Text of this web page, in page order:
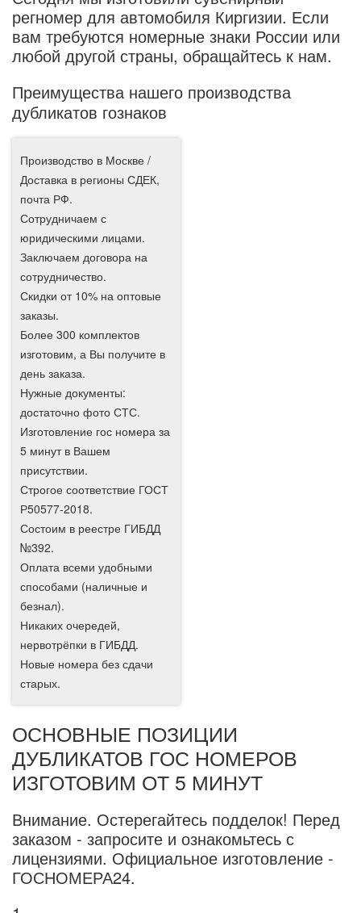
регномер для автомобиля Киргизии. Если
вам требуются номерные знаки России или
любой другой страны, обращайтесь к нам.
Преимущества нашего производства
дубликатов гознаков
Производство в Москве /
Доставка в регионы СДЕК,
почта РФ.
Сотрудничаем с
юридическими лицами.
Заключаем договора на
сотрудничество.
Скидки от 10% на оптовые
заказы.
Более 300 комплектов
изготовим, а Вы получите в
день заказа.
Нужные документы:
достаточно фото СТС.
Изготовление гос номера за
5 минут в Вашем
присутствии.
Строгое соответствие ГОСТ
Р50577-2018.
Состоим в реестре ГИБДД
№392.
Оплата всеми удобными
способами (наличные и
безнал).
Никаких очередей,
нервотрёпки в ГИБДД.
Новые номера без сдачи
старых.
ОСНОВНЫЕ ПОЗИЦИИ
ДУБЛИКАТОВ ГОС НОМЕРОВ
ИЗГОТОВИМ ОТ 5 МИНУТ
Внимание. Остерегайтесь подделок! Перед
заказом - запросите и ознакомьтесь с
лицензиями. Официальное изготовление -
ГОСНОМЕРА24.